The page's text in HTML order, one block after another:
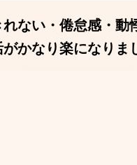
れない・倦怠感・動
かなり楽になりま